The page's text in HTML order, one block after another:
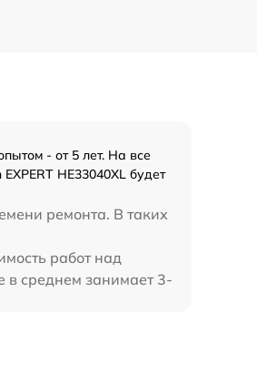
- от 5 лет. На все
HE33040XL будет
ремонта. В таких
работ над
в среднем занимает 3-